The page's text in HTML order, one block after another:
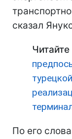
сказал
По его